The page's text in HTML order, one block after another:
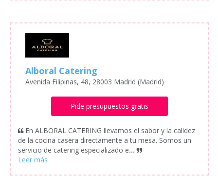
Alboral Catering
Avenida Filipinas, 48, 28003 Madrid (Madrid)
Pide presupuestos gratis
En ALBORAL CATERING llevamos el sabor y la calidez
de la cocina casera directamente a tu mesa. Somos un
servicio de catering especializado e...